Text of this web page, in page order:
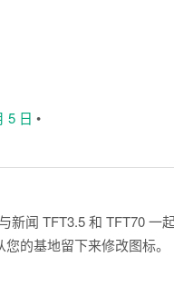
5 日 •
新闻 TFT3.5 和 TFT70 一
的基地留下来修改图标。